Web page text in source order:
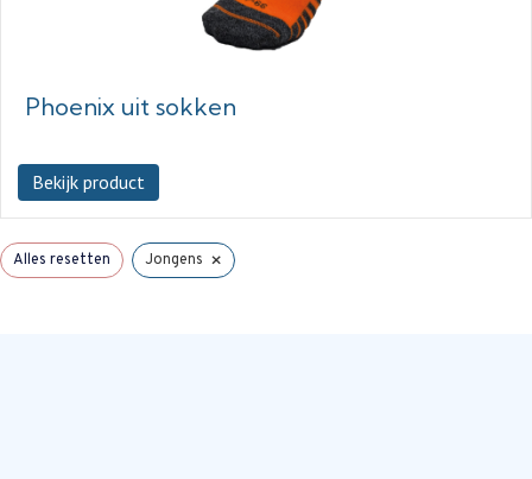
Phoenix uit sokken
Bekijk product
Alles resetten Jongens ×